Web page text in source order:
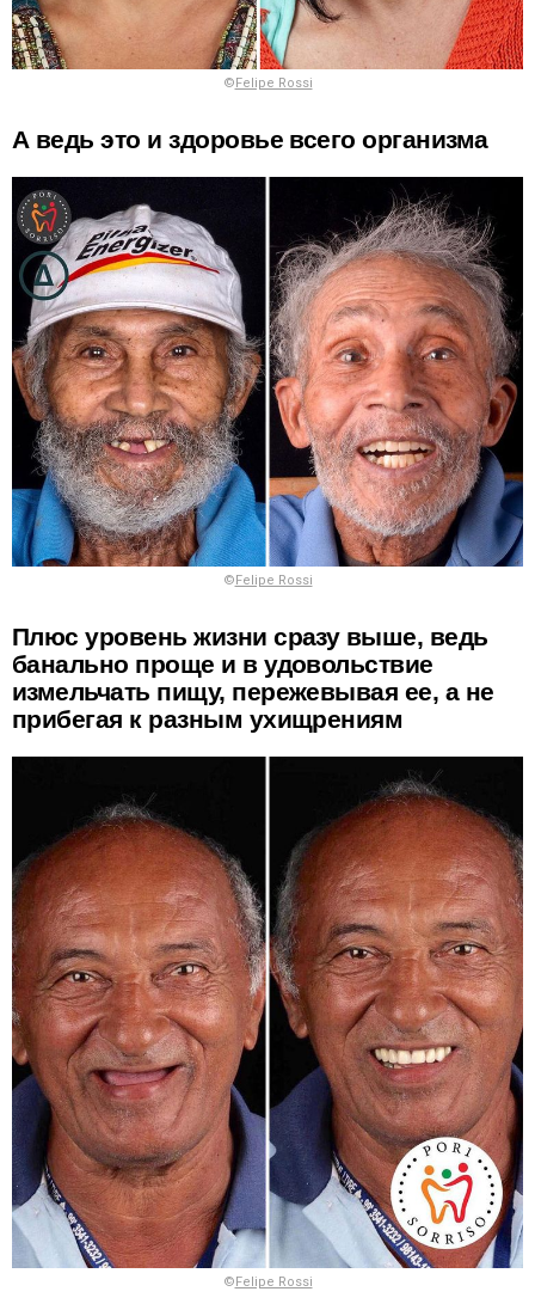
©Felipe Rossi
А ведь это и здоровье всего организма
© Felipe Rossi
Плюс уровень жизни сразу выше, ведь
банально проще и в удовольствие
измельчать пищу, пережевывая ее, а не
прибегая к разным ухищрениям
© Felipe Rossi